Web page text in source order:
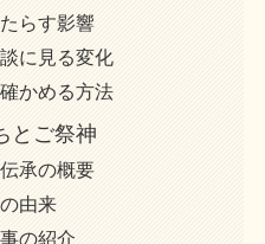
らす影響
に見る変化
かめる方法
とご祭神
承の概要
由来
の紹介